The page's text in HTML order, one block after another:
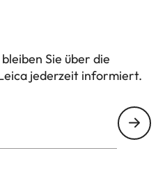
Sie über die
jederzeit informiert.